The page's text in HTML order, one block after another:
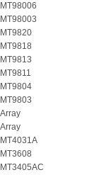
MT98006
MT98003
MT9820
MT9818
MT9813
MT9811
MT9804
MT9803
Array
Array
MT4031A
MT3608
MT3405AC